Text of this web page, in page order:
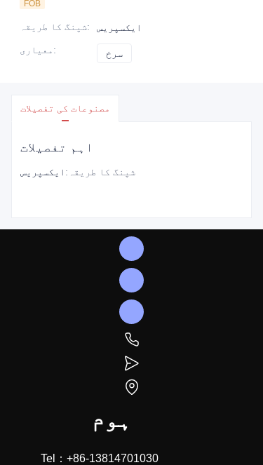
FOB
شپنگ کا طریقہ:
ایکسپریس
معیاری: سرخ
مصنوعات کی تفصیلات
اہم تفصیلات
شپنگ کا طریقہ : ایکسپریس
ہوم
Tel：+86-13814701030